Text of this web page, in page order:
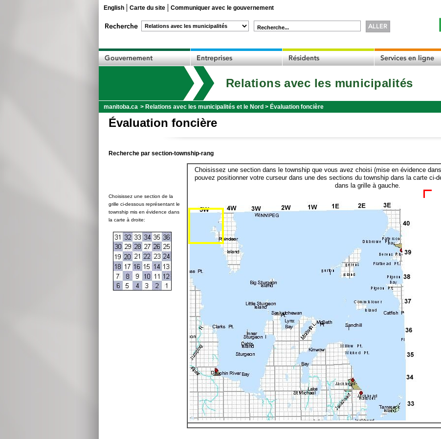
English Carte du site Communiquer avec le gouvernement
Recherche...
Relations avec les municipalités
manitoba.ca > Relations avec les municipalités et le Nord > Évaluation foncière
Évaluation foncière
Recherche par section-township-rang
Choisissez une section de la
grille ci-dessous représentant le
township mis en évidence dans
la carte à droite:
Choisissez une section dans le township que vous avez choisi (mise en évidence
pouvez positionner votre curseur dans une des sections du township dans la carte ci-
dans la grille à gauche.